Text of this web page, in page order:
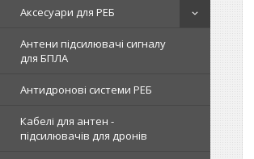
Аксесуари для РЕБ
Антени підсилювачі сигналу
для БПЛА
Антидронові системи РЕБ
Кабелі для антен -
підсилювачів для дронів